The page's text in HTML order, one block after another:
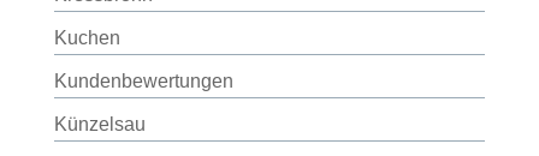
Kuchen
Kundenbewertungen
Künzelsau